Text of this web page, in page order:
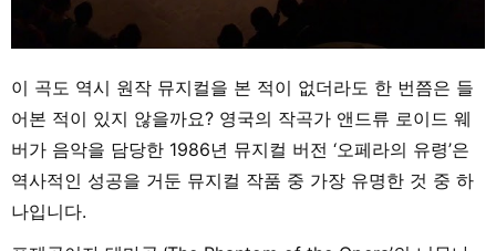
이 곡도 역시 원작 뮤지컬을 본 적이 없더라도 한 번쯤은 들
어본 적이 있지 않을까요? 영국의 작곡가 앤드류 로이드 웨
버가 음악을 담당한 1986년 뮤지컬 버전 ‘오페라의 유령’은
역사적인 성공을 거둔 뮤지컬 작품 중 가장 유명한 것 중 하
나입니다.